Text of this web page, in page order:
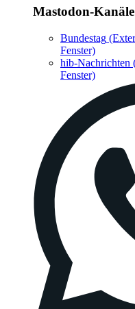
Mastodon-Kanäle
Bundestag
Fenster)
hib-Nachrichten
Fenster)